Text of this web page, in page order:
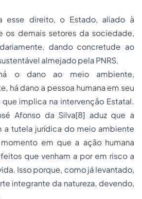
esse direito, o Estado, aliado à
os demais setores da sociedade,
dando concretude ao
almejado pela PNRS.
o dano ao meio ambiente,
há dano a pessoa humana em seu
implica na intervenção Estatal.
Afonso da Silva[8] aduz que a
a tutela jurídica do meio ambiente
em que a ação humana
que venham a por em risco a
Isso porque, como já levantado,
integrante da natureza, devendo,